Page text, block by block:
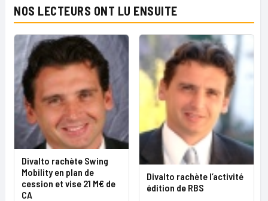
NOS LECTEURS ONT LU ENSUITE
Divalto rachète Swing
Mobility en plan de
cession et vise 21 M€ de
CA
Divalto rachète l’activité
édition de RBS